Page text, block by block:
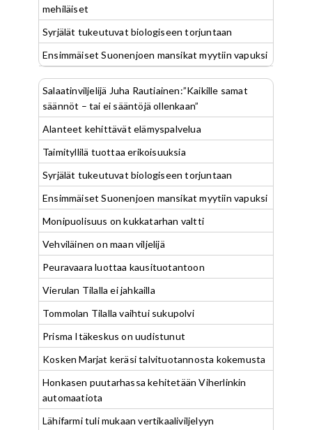
mehiläiset
Syrjälät tukeutuvat biologiseen torjuntaan
Ensimmäiset Suonenjoen mansikat myytiin vapuksi
Salaatinviljelijä Juha Rautiainen:”Kaikille samat
säännöt – tai ei sääntöjä ollenkaan”
Alanteet kehittävät elämyspalvelua
Taimityllilä tuottaa erikoisuuksia
Syrjälät tukeutuvat biologiseen torjuntaan
Ensimmäiset Suonenjoen mansikat myytiin vapuksi
Monipuolisuus on kukkatarhan valtti
Vehviläinen on maan viljelijä
Peuravaara luottaa kausituotantoon
Vierulan Tilalla ei jahkailla
Tommolan Tilalla vaihtui sukupolvi
Prisma Itäkeskus on uudistunut
Kosken Marjat keräsi talvituotannosta kokemusta
Honkasen puutarhassa kehitetään Viherlinkin
automaatiota
Lähifarmi tuli mukaan vertikaaliviljelyyn